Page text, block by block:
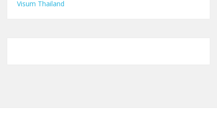
Visum Thailand